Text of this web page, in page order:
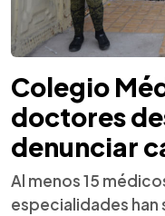
Colegio
doctores
denunciar
Al menos 15
especialidades han